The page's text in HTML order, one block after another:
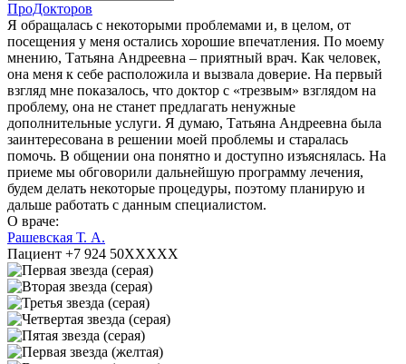
ПроДокторов
Я обращалась с некоторыми проблемами и, в целом, от
посещения у меня остались хорошие впечатления. По моему
мнению, Татьяна Андреевна – приятный врач. Как человек,
она меня к себе расположила и вызвала доверие. На первый
взгляд мне показалось, что доктор с «трезвым» взглядом на
проблему, она не станет предлагать ненужные
дополнительные услуги. Я думаю, Татьяна Андреевна была
заинтересована в решении моей проблемы и старалась
помочь. В общении она понятно и доступно изъяснялась. На
приеме мы обговорили дальнейшую программу лечения,
будем делать некоторые процедуры, поэтому планирую и
дальше работать с данным специалистом.
О враче:
Рашевская Т. А.
Пациент +7 924 50XXXXX